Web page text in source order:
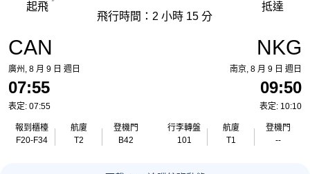
CAN
廣州, 8 月 9 日 週日
07:55
表定: 07:55
報到櫃檯
F20-F34
航廈
T2
登機門
B42
起飛
飛行時間：2 小時 15 分
抵達
NKG
南京, 8 月 9 日 週日
09:50
表定: 10:10
行李轉盤
101
航廈
T1
登機門
--